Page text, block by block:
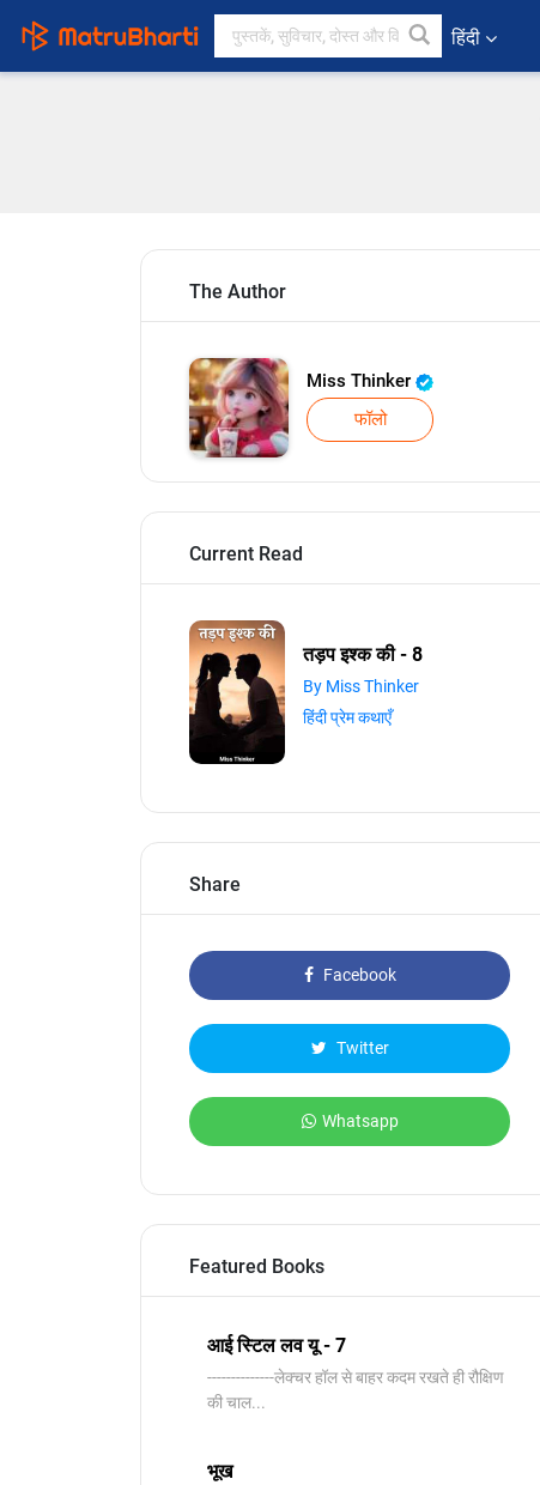
हिंदी
The Author
Miss Thinker
फॉलो
Current Read
तड़प इश्क की - 8
By Miss Thinker
हिंदी प्रेम कथाएँ
Share
Facebook
Twitter
Whatsapp
Featured Books
आई स्टिल लव यू - 7
--------------​लेक्चर हॉल से बाहर कदम रखते ही रौक्षिण
की चाल...
भूख